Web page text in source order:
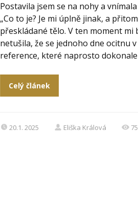
Postavila jsem se na nohy a
„Co to je? Je mi úplně jinak, a
přeskládané tělo. V ten moment mi
netušila, že se jednoho dne ocitnu
reference, které naprosto
Celý článek
20.1. 2025 Eliška Králová